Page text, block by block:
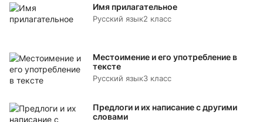
Имя прилагательное
Русский язык2 класс
Местоимение и его употребление в
тексте
Русский язык3 класс
Предлоги и их написание с другими
словами